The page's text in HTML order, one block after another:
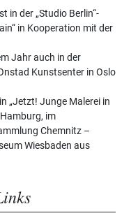
in der „Studio Berlin“-
in Kooperation mit der
Jahr auch in der
Kunstsenter in Oslo
„Jetzt! Junge Malerei in
im
Chemnitz –
Wiesbaden aus